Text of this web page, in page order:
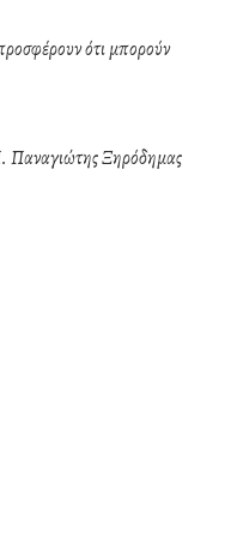
ότι μπορούν
Παναγιώτης Ξηρόδημας